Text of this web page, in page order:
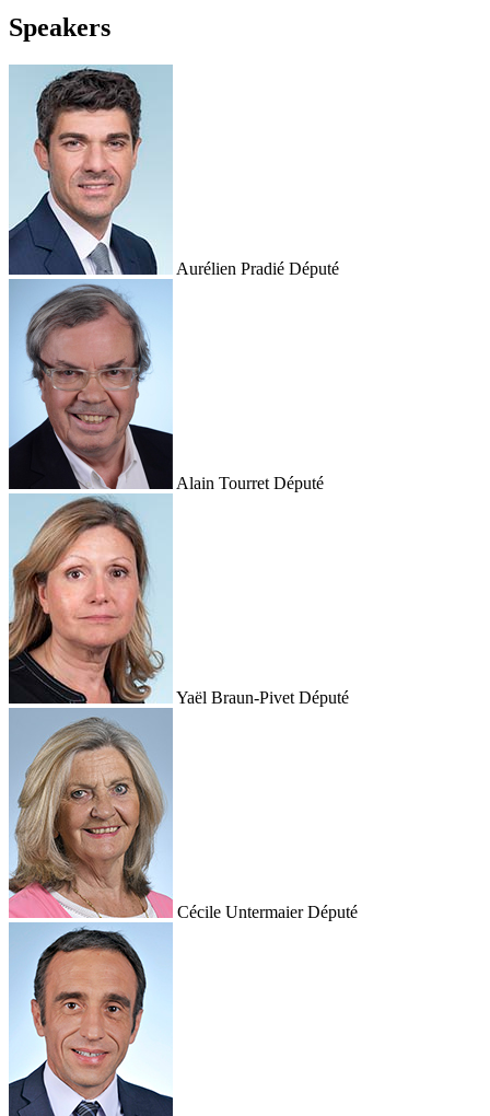
Speakers
Aurélien Pradié Député
Alain Tourret Député
Yaël Braun-Pivet Député
Cécile Untermaier Député